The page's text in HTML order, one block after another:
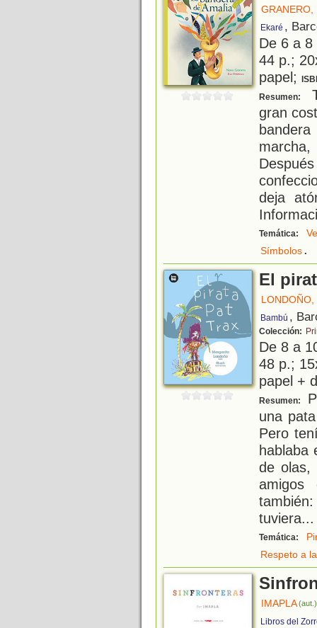
GRANERO,
Ekaré ,
De 6 a
44 p.;
papel;
Resumen:
gran
deja
Temática:
Símbolos.
El
LONDOÑO,
Bambú ,
Colección:
De 8 a
48 p.;
papel +
Resumen:
una
Pero
hablaba
de olas,
tuviera...
Temática:
Respeto a
IMAPLA(aut.)
Libros del